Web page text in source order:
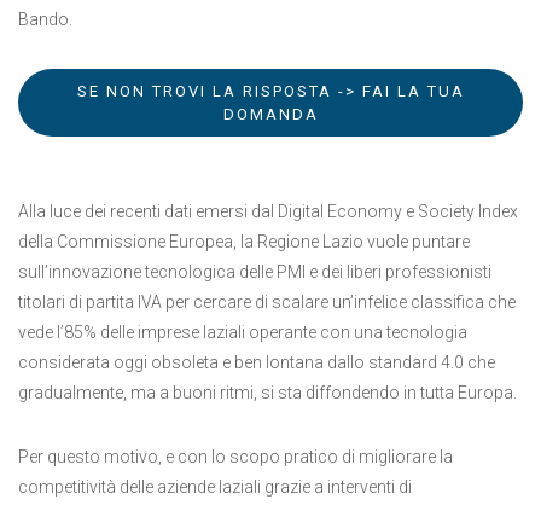
Bando.
SE NON TROVI LA RISPOSTA -> FAI LA TUA
DOMANDA
Alla luce dei recenti dati emersi dal Digital Economy e Society Index
della Commissione Europea, la Regione Lazio vuole puntare
sull’innovazione tecnologica delle PMI e dei liberi professionisti
titolari di partita IVA per cercare di scalare un’infelice classifica che
vede l’85% delle imprese laziali operante con una tecnologia
considerata oggi obsoleta e ben lontana dallo standard 4.0 che
gradualmente, ma a buoni ritmi, si sta diffondendo in tutta Europa.
Per questo motivo, e con lo scopo pratico di migliorare la
competitività delle aziende laziali grazie a interventi di